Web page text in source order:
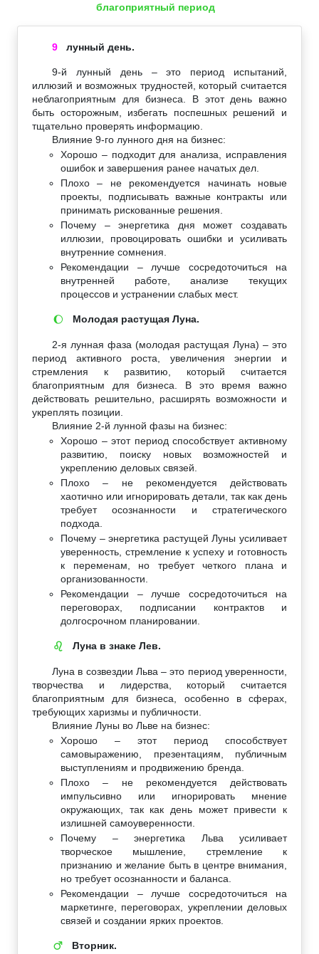
благоприятный период
9 лунный день.
9-й лунный день – это период испытаний,
иллюзий и возможных трудностей, который считается
неблагоприятным для бизнеса. В этот день важно
быть осторожным, избегать поспешных решений и
тщательно проверять информацию.
Влияние 9-го лунного дня на бизнес:
Хорошо – подходит для анализа, исправления
ошибок и завершения ранее начатых дел.
Плохо – не рекомендуется начинать новые
проекты, подписывать важные контракты или
принимать рискованные решения.
Почему – энергетика дня может создавать
иллюзии, провоцировать ошибки и усиливать
внутренние сомнения.
Рекомендации – лучше сосредоточиться на
внутренней работе, анализе текущих
процессов и устранении слабых мест.
🌔 Молодая растущая Луна.
2-я лунная фаза (молодая растущая Луна) – это
период активного роста, увеличения энергии и
стремления к развитию, который считается
благоприятным для бизнеса. В это время важно
действовать решительно, расширять возможности и
укреплять позиции.
Влияние 2-й лунной фазы на бизнес:
Хорошо – этот период способствует активному
развитию, поиску новых возможностей и
укреплению деловых связей.
Плохо – не рекомендуется действовать
хаотично или игнорировать детали, так как день
требует осознанности и стратегического
подхода.
Почему – энергетика растущей Луны усиливает
уверенность, стремление к успеху и готовность
к переменам, но требует четкого плана и
организованности.
Рекомендации – лучше сосредоточиться на
переговорах, подписании контрактов и
долгосрочном планировании.
♌ Луна в знаке Лев.
Луна в созвездии Льва – это период уверенности,
творчества и лидерства, который считается
благоприятным для бизнеса, особенно в сферах,
требующих харизмы и публичности.
Влияние Луны во Льве на бизнес:
Хорошо – этот период способствует
самовыражению, презентациям, публичным
выступлениям и продвижению бренда.
Плохо – не рекомендуется действовать
импульсивно или игнорировать мнение
окружающих, так как день может привести к
излишней самоуверенности.
Почему – энергетика Льва усиливает
творческое мышление, стремление к
признанию и желание быть в центре внимания,
но требует осознанности и баланса.
Рекомендации – лучше сосредоточиться на
маркетинге, переговорах, укреплении деловых
связей и создании ярких проектов.
♂ Вторник.